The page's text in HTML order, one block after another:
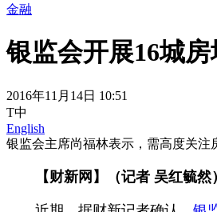
金融
银监会开展16城
2016年11月14日 10:51
T中
English
银监会主席尚福林表示，需高度关注
【财新网】（记者 吴红毓然）